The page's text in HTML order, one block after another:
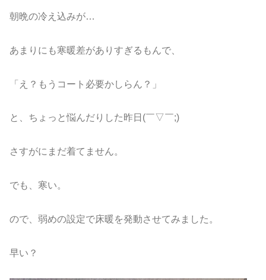
朝晩の冷え込みが…
あまりにも寒暖差がありすぎるもんで、
「え？もうコート必要かしらん？」
と、ちょっと悩んだりした昨日(￣▽￣;)
さすがにまだ着てません。
でも、寒い。
ので、弱めの設定で床暖を発動させてみました。
早い？